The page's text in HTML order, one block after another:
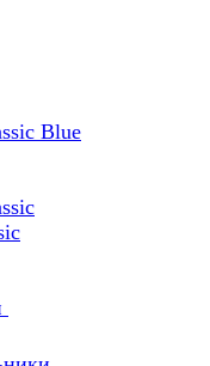
Blue